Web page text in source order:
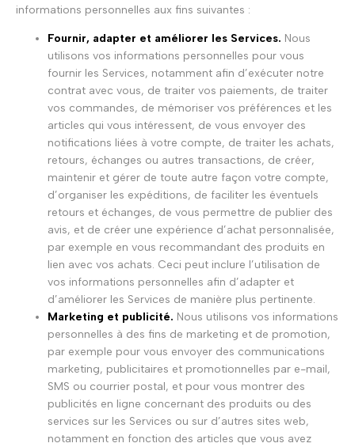
informations personnelles aux fins suivantes :
Fournir, adapter et améliorer les Services. Nous
utilisons vos informations personnelles pour vous
fournir les Services, notamment afin d’exécuter notre
contrat avec vous, de traiter vos paiements, de traiter
vos commandes, de mémoriser vos préférences et les
articles qui vous intéressent, de vous envoyer des
notifications liées à votre compte, de traiter les achats,
retours, échanges ou autres transactions, de créer,
maintenir et gérer de toute autre façon votre compte,
d’organiser les expéditions, de faciliter les éventuels
retours et échanges, de vous permettre de publier des
avis, et de créer une expérience d’achat personnalisée,
par exemple en vous recommandant des produits en
lien avec vos achats. Ceci peut inclure l’utilisation de
vos informations personnelles afin d’adapter et
d’améliorer les Services de manière plus pertinente.
Marketing et publicité. Nous utilisons vos informations
personnelles à des fins de marketing et de promotion,
par exemple pour vous envoyer des communications
marketing, publicitaires et promotionnelles par e-mail,
SMS ou courrier postal, et pour vous montrer des
publicités en ligne concernant des produits ou des
services sur les Services ou sur d’autres sites web,
notamment en fonction des articles que vous avez